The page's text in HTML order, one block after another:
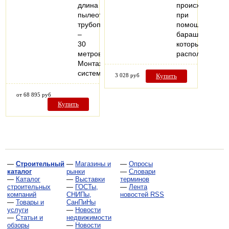
длина
пылеотсасывающего
трубопровода
–
30
метров.
Монтаж
системы…
от 68 895 руб
Купить
происходит
при
помощи
барашка,
который
расположен…
3 028 руб Купить
— Строительный
каталог
— Каталог
строительных
компаний
— Товары и
услуги
— Статьи и
обзоры
— Магазины и
рынки
— Выставки
— ГОСТы,
СНИПы,
СанПиНы
— Новости
недвижимости
— Новости
— Опросы
— Словари
терминов
— Лента
новостей RSS